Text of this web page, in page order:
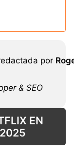
por
& SEO
EN